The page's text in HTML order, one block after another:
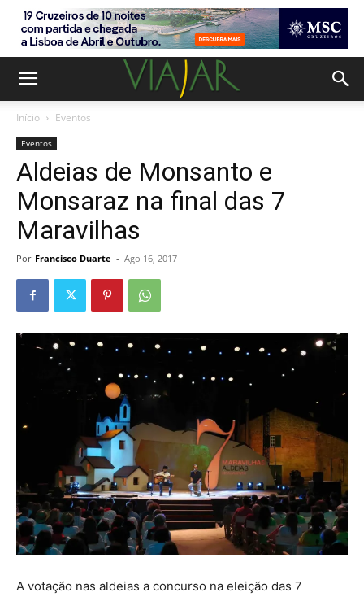
Início Eventos
Eventos
Aldeias de Monsanto e
Monsaraz na final das 7
Maravilhas
Por Francisco Duarte - Ago 16, 2017
A votação nas aldeias a concurso na eleição das 7